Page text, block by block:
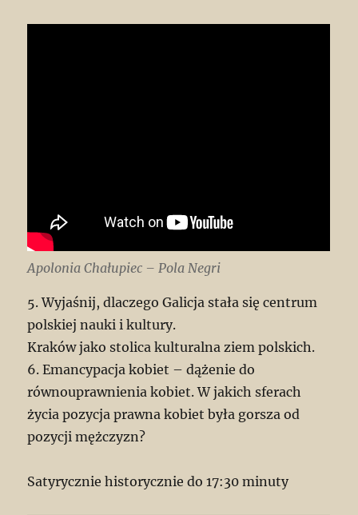
Apolonia Chałupiec – Pola Negri
5. Wyjaśnij, dlaczego Galicja stała się centrum
polskiej nauki i kultury.
Kraków jako stolica kulturalna ziem polskich.
6. Emancypacja kobiet – dążenie do
równouprawnienia kobiet. W jakich sferach
życia pozycja prawna kobiet była gorsza od
pozycji mężczyzn?
Satyrycznie historycznie do 17:30 minuty